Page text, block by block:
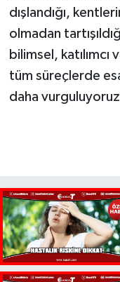
dışlandığı,
olmadan
bilimsel, katılımcı
tüm süreçlerde
daha